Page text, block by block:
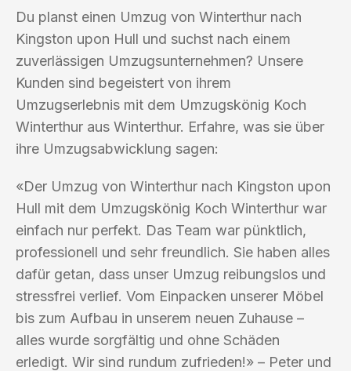
Du planst einen Umzug von Winterthur nach
Kingston upon Hull und suchst nach einem
zuverlässigen Umzugsunternehmen? Unsere
Kunden sind begeistert von ihrem
Umzugserlebnis mit dem Umzugskönig Koch
Winterthur aus Winterthur. Erfahre, was sie über
ihre Umzugsabwicklung sagen:
«Der Umzug von Winterthur nach Kingston upon
Hull mit dem Umzugskönig Koch Winterthur war
einfach nur perfekt. Das Team war pünktlich,
professionell und sehr freundlich. Sie haben alles
dafür getan, dass unser Umzug reibungslos und
stressfrei verlief. Vom Einpacken unserer Möbel
bis zum Aufbau in unserem neuen Zuhause –
alles wurde sorgfältig und ohne Schäden
erledigt. Wir sind rundum zufrieden!» – Peter und